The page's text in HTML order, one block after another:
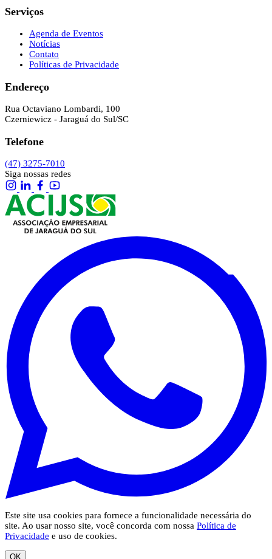
Serviços
Agenda de Eventos
Notícias
Contato
Políticas de Privacidade
Endereço
Rua Octaviano Lombardi, 100
Czerniewicz - Jaraguá do Sul/SC
Telefone
(47) 3275-7010
Siga nossas redes
Este site usa cookies para fornece a funcionalidade necessária do
site. Ao usar nosso site, você concorda com nossa Política de
Privacidade e uso de cookies.
OK